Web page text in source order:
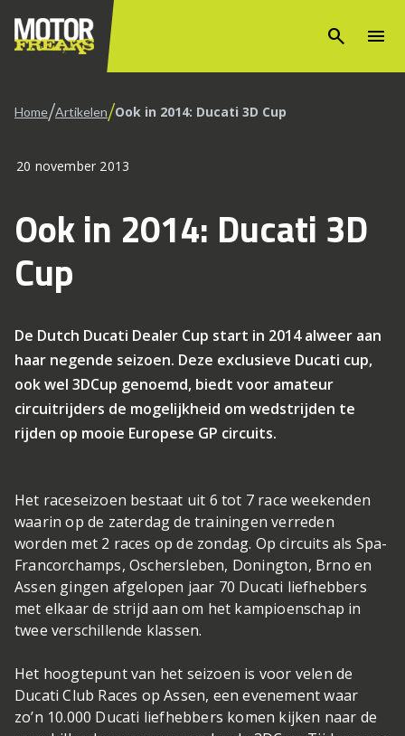
search menu
Home/Artikelen/Ook in 2014: Ducati 3D Cup
20 november 2013
Ook in 2014: Ducati 3D
Cup
De Dutch Ducati Dealer Cup start in 2014 alweer aan
haar negende seizoen. Deze exclusieve Ducati cup,
ook wel 3DCup genoemd, biedt voor amateur
circuitrijders de mogelijkheid om wedstrijden te
rijden op mooie Europese GP circuits.
Het raceseizoen bestaat uit 6 tot 7 race weekenden
waarin op de zaterdag de trainingen verreden
worden met 2 races op de zondag. Op circuits als Spa-
Francorchamps, Oschersleben, Donington, Brno en
Assen gingen afgelopen jaar 70 Ducati liefhebbers
met elkaar de strijd aan om het kampioenschap in
twee verschillende klassen.
Het hoogtepunt van het seizoen is voor velen de
Ducati Club Races op Assen, een evenement waar
zo’n 10.000 Ducati liefhebbers komen kijken naar de